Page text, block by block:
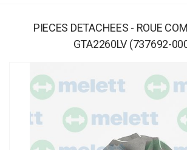
PIECES DETACHEES - ROUE
GTA2260LV (737692-